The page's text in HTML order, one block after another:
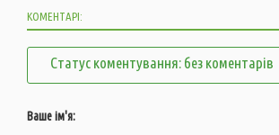
КОМЕНТАРІ:
Статус коментування: без коментарів
Ваше ім'я: